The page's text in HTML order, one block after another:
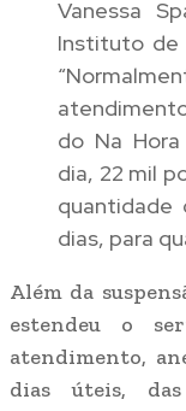
Vanessa
Instituto de
do Na
dia, 22 mil
quantidade
dias, para
Além da
estendeu o
atendimento,
dias úteis,